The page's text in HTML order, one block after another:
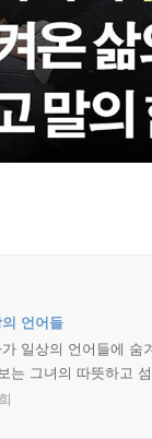
언어들
일상의 언어들에
는 그녀의 따뜻하고